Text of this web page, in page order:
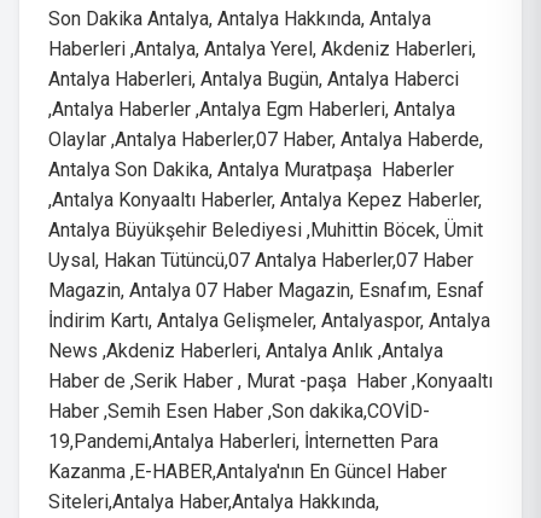
Son Dakika Antalya, Antalya Hakkında, Antalya
Haberleri ,Antalya, Antalya Yerel, Akdeniz Haberleri,
Antalya Haberleri, Antalya Bugün, Antalya Haberci
,Antalya Haberler ,Antalya Egm Haberleri, Antalya
Olaylar ,Antalya Haberler,07 Haber, Antalya Haberde,
Antalya Son Dakika, Antalya Muratpaşa Haberler
,Antalya Konyaaltı Haberler, Antalya Kepez Haberler,
Antalya Büyükşehir Belediyesi ,Muhittin Böcek, Ümit
Uysal, Hakan Tütüncü,07 Antalya Haberler,07 Haber
Magazin, Antalya 07 Haber Magazin, Esnafım, Esnaf
İndirim Kartı, Antalya Gelişmeler, Antalyaspor, Antalya
News ,Akdeniz Haberleri, Antalya Anlık ,Antalya
Haber de ,Serik Haber , Murat -paşa Haber ,Konyaaltı
Haber ,Semih Esen Haber ,Son dakika,COVİD-
19,Pandemi,Antalya Haberleri, İnternetten Para
Kazanma ,E-HABER,Antalya'nın En Güncel Haber
Siteleri,Antalya Haber,Antalya Hakkında,